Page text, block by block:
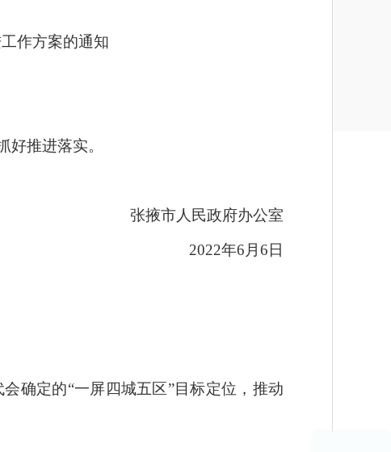
作方案的通知
好推进落实。
张掖市人民政府办公室
2022年6月6日
确定的“一屏四城五区”目标定位，推动